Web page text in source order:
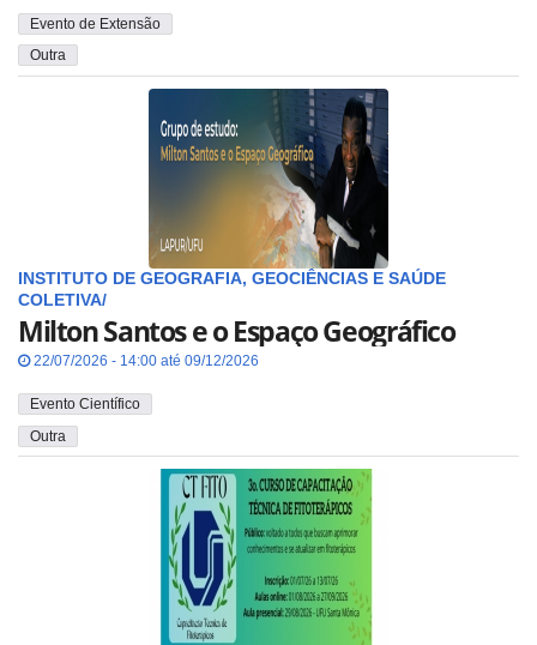
Evento de Extensão
Outra
INSTITUTO DE GEOGRAFIA, GEOCIÊNCIAS E SAÚDE
COLETIVA/
Milton Santos e o Espaço Geográfico
22/07/2026 - 14:00 até 09/12/2026
Evento Científico
Outra